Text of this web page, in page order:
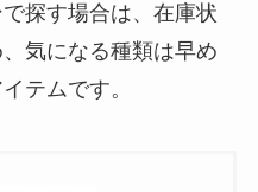
探す場合は、在庫状
気になる種類は早め
テムです。